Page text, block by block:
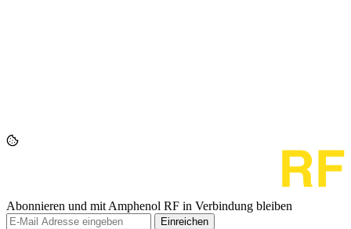
Abonnieren und mit Amphenol RF in Verbindung bleiben
Einreichen